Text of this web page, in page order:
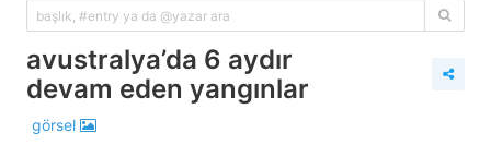
avustralya’da 6 aydır
devam eden yangınlar
görsel